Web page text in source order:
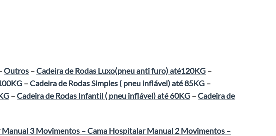
Outros –Cadeira de Rodas Luxo(pneu anti furo) até120KG –
–Cadeira de Rodas Simples ( pneu inflável) até 85KG –
–Cadeira de Rodas Infantil ( pneu inflável) até 60KG –Cadeira de
Manual 3 Movimentos –Cama Hospitalar Manual 2 Movimentos –